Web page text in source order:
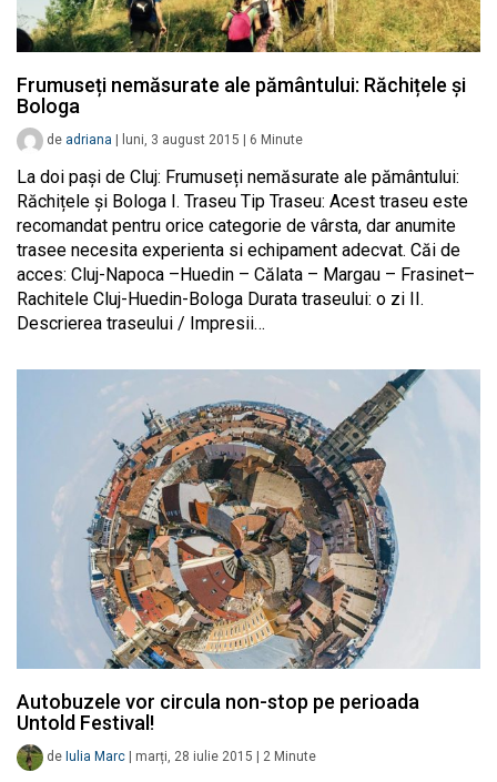
Frumuseți nemăsurate ale pământului: Răchițele și
Bologa
de adriana luni, 3 august 2015 6 Minute
La doi pași de Cluj: Frumuseți nemăsurate ale pământului:
Răchițele și Bologa I. Traseu Tip Traseu: Acest traseu este
recomandat pentru orice categorie de vârsta, dar anumite
trasee necesita experienta si echipament adecvat. Căi de
acces: Cluj-Napoca –Huedin – Călata – Margau – Frasinet–
Rachitele Cluj-Huedin-Bologa Durata traseului: o zi II.
Descrierea traseului / Impresii…
Autobuzele vor circula non-stop pe perioada
Untold Festival!
de Iulia Marc marți, 28 iulie 2015 2 Minute